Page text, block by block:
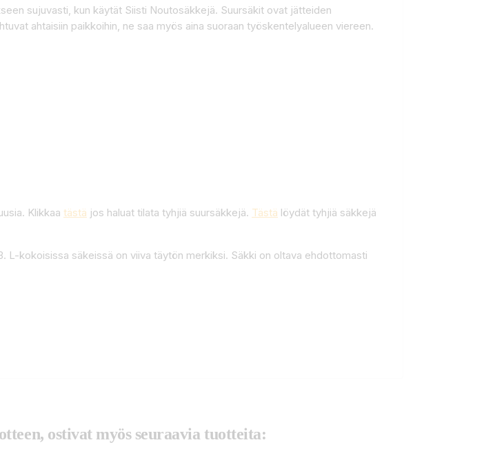
sujuvasti, kun käytät Siisti Noutosäkkejä. Suursäkit ovat jätteiden
ahtaisiin paikkoihin, ne saa myös aina suoraan työskentelyalueen viereen.
Klikkaa tästä jos haluat tilata tyhjiä suursäkkejä. Tästä löydät tyhjiä säkkejä
kokoisissa säkeissä on viiva täytön merkiksi. Säkki on oltava ehdottomasti
ostivat myös seuraavia tuotteita: